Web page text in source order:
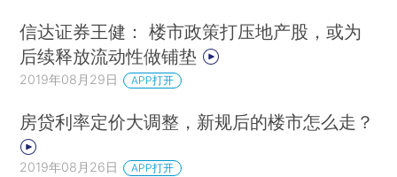
信达证券王健： 楼市政策打压地产股，或为
后续释放流动性做铺垫
2019年08月29日 APP打开
房贷利率定价大调整，新规后的楼市怎么走？
2019年08月26日 APP打开